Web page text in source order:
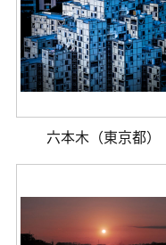
六本木（東京都）